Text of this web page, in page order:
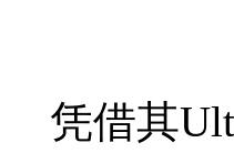
凭借其